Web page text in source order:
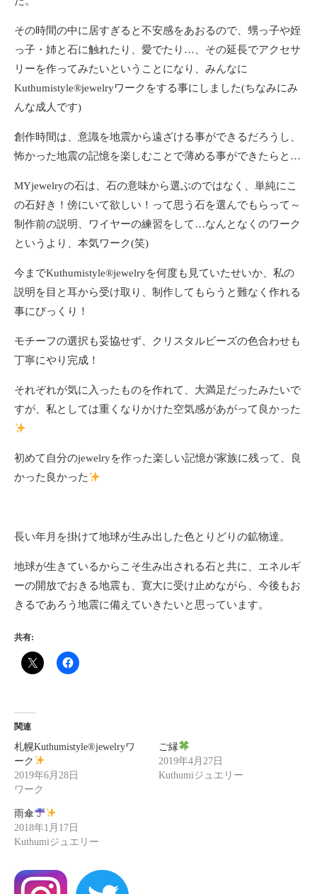
その時間の中に居すぎると不安感をあおるので、甥っ子や姪
っ子・姉と石に触れたり、愛でたり…、その延長でアクセサ
リーを作ってみたいということになり、みんなに
Kuthumistyle®️jewelryワークをする事にしました(ちなみにみ
んな成人です)
創作時間は、意識を地震から遠ざける事ができるだろうし、
怖かった地震の記憶を楽しむことで薄める事ができたらと…
MYjewelryの石は、石の意味から選ぶのではなく、単純にこ
の石好き！傍にいて欲しい！って思う石を選んでもらって～
制作前の説明、ワイヤーの練習をして…なんとなくのワーク
というより、本気ワーク(笑)
今までKuthumistyle®️jewelryを何度も見ていたせいか、私の
説明を目と耳から受け取り、制作してもらうと難なく作れる
事にびっくり！
モチーフの選択も妥協せず、クリスタルビーズの色合わせも
丁寧にやり完成！
それぞれが気に入ったものを作れて、大満足だったみたいで
すが、私としては重くなりかけた空気感があがって良かった
初めて自分のjewelryを作った楽しい記憶が家族に残って、良
かった良かった
長い年月を掛けて地球が生み出した色とりどりの鉱物達。
地球が生きているからこそ生み出される石と共に、エネルギ
ーの開放でおきる地震も、寛大に受け止めながら、今後もお
きるであろう地震に備えていきたいと思っています。
共有:
関連
札幌Kuthumistyle®️jewelryワ
ーク
2019年6月28日
ワーク
ご縁
2019年4月27日
Kuthumiジュエリー
雨傘
2018年1月17日
Kuthumiジュエリー